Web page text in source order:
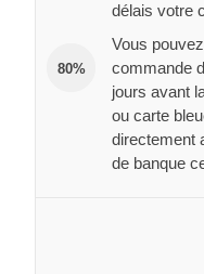
délais votre
80%
Vous
commande
jours avant
ou carte
directement
de banque